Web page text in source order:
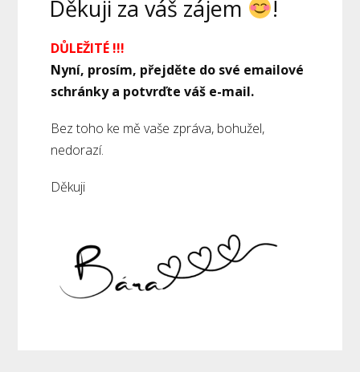
Děkuji za váš zájem !
DŮLEŽITÉ !!!
Nyní, prosím, přejděte do své emailové
schránky a potvrďte váš e-mail.
Bez toho ke mě vaše zpráva, bohužel,
nedorazí.
Děkuji